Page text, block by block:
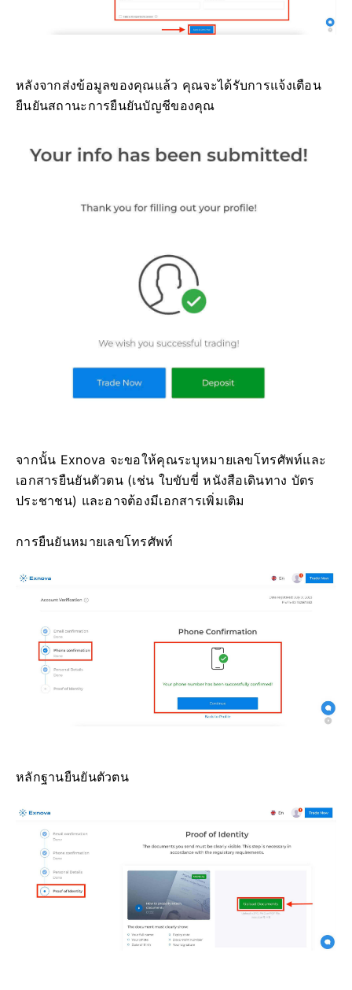
หลังจากส่งข้อมูลของคุณแล้ว คุณจะได้รับการแจ้งเตือน
ยืนยันสถานะการยืนยันบัญชีของคุณ
จากนั้น Exnova จะขอให้คุณระบุหมายเลขโทรศัพท์และ
เอกสารยืนยันตัวตน (เช่น ใบขับขี่ หนังสือเดินทาง บัตร
ประชาชน) และอาจต้องมีเอกสารเพิ่มเติม
การยืนยันหมายเลขโทรศัพท์
หลักฐานยืนยันตัวตน